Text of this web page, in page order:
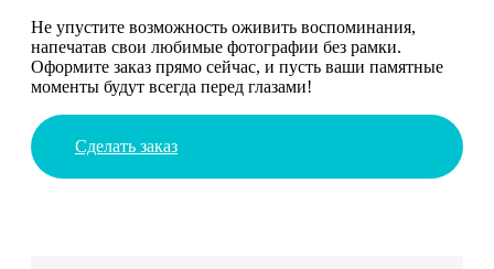
Не упустите возможность оживить воспоминания,
напечатав свои любимые фотографии без рамки.
Оформите заказ прямо сейчас, и пусть ваши памятные
моменты будут всегда перед глазами!
Сделать заказ